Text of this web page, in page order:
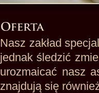
Nasz zakład
jednak śledzić
urozmaicać nasz
znajdują się